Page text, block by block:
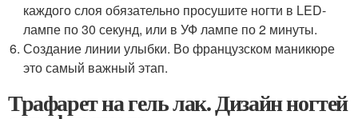
каждого слоя обязательно просушите ногти в LED-
лампе по 30 секунд, или в УФ лампе по 2 минуты.
Создание линии улыбки. Во французском маникюре
это самый важный этап.
Трафарет на гель лак. Дизайн ногтей